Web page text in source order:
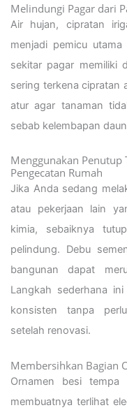
Melindungi Pagar dari
Air hujan, cipratan
menjadi pemicu
sekitar pagar memiliki
sering terkena cipratan
atur agar tanaman
sebab kelembapan
Menggunakan Penutup
Pengecatan Rumah
Jika Anda sedang
atau pekerjaan lain
kimia, sebaiknya
pelindung. Debu
bangunan dapat
Langkah sederhana
konsisten tanpa
setelah renovasi.
Membersihkan Bagian
Ornamen besi
membuatnya terlihat